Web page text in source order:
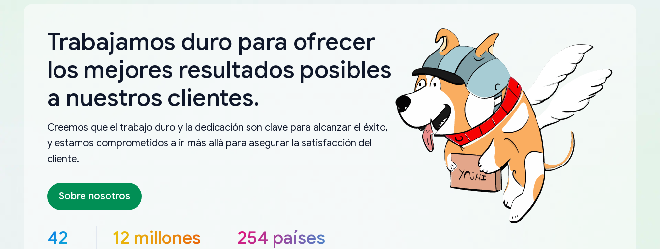
Trabajamos duro para ofrecer
los mejores resultados posibles
a nuestros clientes.
Creemos que el trabajo duro y la dedicación son clave para alcanzar el éxito,
y estamos comprometidos a ir más allá para asegurar la satisfacción del
cliente.
Sobre nosotros
42 12 millones 254 países